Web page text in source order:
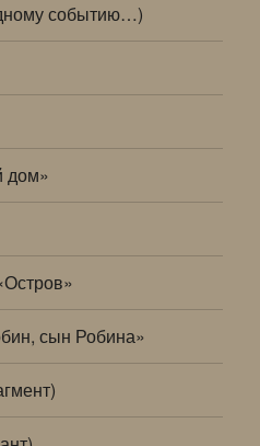
событию…)
дом»
сын Робина»